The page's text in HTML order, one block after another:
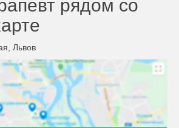
рядом со
Львов